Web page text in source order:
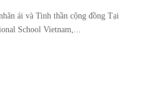
ái và Tinh thần cộng đồng Tại
School Vietnam,...